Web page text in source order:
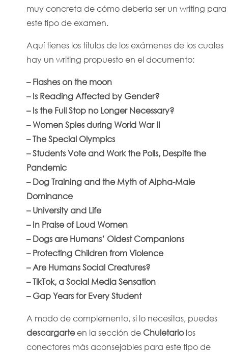
muy concreta de cómo debería ser un writing para
este tipo de examen.
Aquí tienes los títulos de los exámenes de los cuales
hay un writing propuesto en el documento:
– Flashes on the moon
– Is Reading Affected by Gender?
– Is the Full Stop no Longer Necessary?
–Women Spies during World War II
–The Special Olympics
–Students Vote and Work the Polls, Despite the
Pandemic
– Dog Training and the Myth of Alpha-Male
Dominance
– University and Life
– In Praise of Loud Women
– Dogs are Humans’ Oldest Companions
– Protecting Children from Violence
–Are Humans Social Creatures?
–TikTok, a Social Media Sensation
– Gap Years for Every Student
A modo de complemento, si lo necesitas, puedes
descargarteen la sección de Chuletariolos
conectores más aconsejables para este tipo de